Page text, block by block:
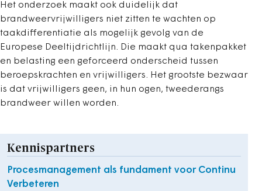
Het onderzoek maakt ook duidelijk dat
brandweervrijwilligers niet zitten te wachten op
taakdifferentiatie als mogelijk gevolg van de
Europese Deeltijdrichtlijn. Die maakt qua takenpakket
en belasting een geforceerd onderscheid tussen
beroepskrachten en vrijwilligers. Het grootste bezwaar
is dat vrijwilligers geen, in hun ogen, tweederangs
brandweer willen worden.
Kennispartners
Procesmanagement als fundament voor Continu
Verbeteren